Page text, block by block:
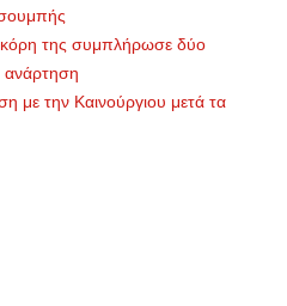
κόρη της συμπλήρωσε δύο
με την Καινούργιου μετά τα